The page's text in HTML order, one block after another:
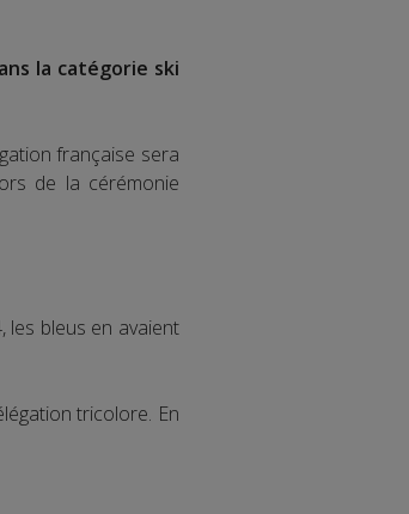
la catégorie ski
française sera
de la cérémonie
les bleus en avaient
tricolore. En